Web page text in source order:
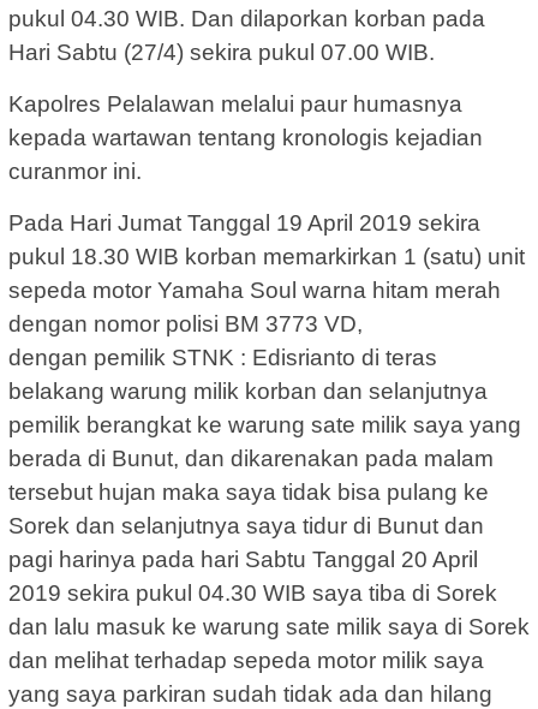
pukul 04.30 WIB. Dan dilaporkan korban pada
Hari Sabtu (27/4) sekira pukul 07.00 WIB.
Kapolres Pelalawan melalui paur humasnya
kepada wartawan tentang kronologis kejadian
curanmor ini.
Pada Hari Jumat Tanggal 19 April 2019 sekira
pukul 18.30 WIB korban memarkirkan 1 (satu) unit
sepeda motor Yamaha Soul warna hitam merah
dengan nomor polisi BM 3773 VD,
dengan pemilik STNK : Edisrianto di teras
belakang warung milik korban dan selanjutnya
pemilik berangkat ke warung sate milik saya yang
berada di Bunut, dan dikarenakan pada malam
tersebut hujan maka saya tidak bisa pulang ke
Sorek dan selanjutnya saya tidur di Bunut dan
pagi harinya pada hari Sabtu Tanggal 20 April
2019 sekira pukul 04.30 WIB saya tiba di Sorek
dan lalu masuk ke warung sate milik saya di Sorek
dan melihat terhadap sepeda motor milik saya
yang saya parkiran sudah tidak ada dan hilang